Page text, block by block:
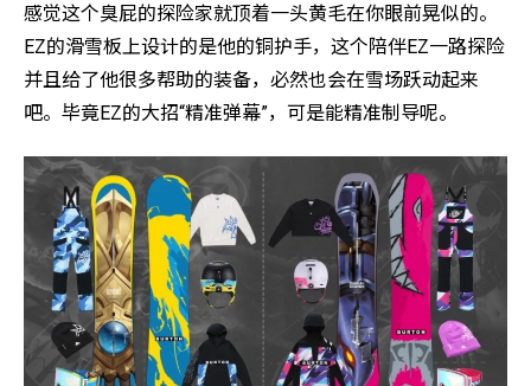
感觉这个臭屁的探险家就顶着一头黄毛在你眼前晃似的。
EZ的滑雪板上设计的是他的铜护手，这个陪伴EZ一路探险
并且给了他很多帮助的装备，必然也会在雪场跃动起来
吧。毕竟EZ的大招“精准弹幕”，可是能精准制导呢。